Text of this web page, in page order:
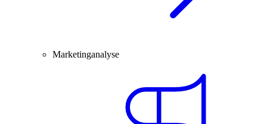
Marketinganalyse